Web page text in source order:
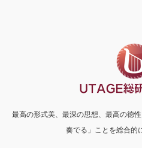
最高の形式美、最深の思想、最高の徳
奏でる」ことを総合的